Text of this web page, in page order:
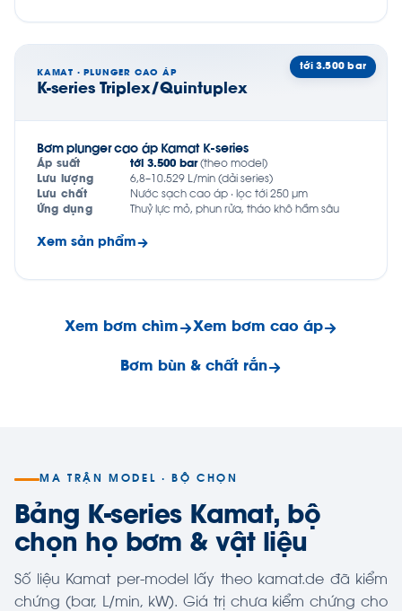
tới 3.500 bar
KAMAT · PLUNGER CAO ÁP
K-series Triplex/Quintuplex
Bơm plunger cao áp Kamat K-series
Áp suất tới 3.500 bar(theo model)
Lưu lượng
6,8–10.529 L/min (dải series)
Lưu chất
Nước sạch cao áp · lọc tới 250 µm
Ứng dụng
Thuỷ lực mỏ, phun rửa, tháo khô hầm sâu
Xem sản phẩm
Xem bơm chìm Xem bơm cao áp
Bơm bùn & chất rắn
MA TRẬN MODEL · BỘ CHỌN
Bảng K-series Kamat, bộ
chọn họ bơm & vật liệu
Số liệu Kamat per-model lấy theo kamat.de đã kiểm
chứng (bar, L/min, kW). Giá trị chưa kiểm chứng cho